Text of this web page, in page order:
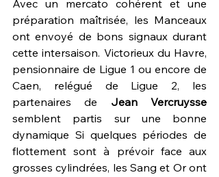
Avec un mercato cohérent et une
préparation maîtrisée, les Manceaux
ont envoyé de bons signaux durant
cette intersaison. Victorieux du Havre,
pensionnaire de Ligue 1 ou encore de
Caen, relégué de Ligue 2, les
partenaires de Jean Vercruysse
semblent partis sur une bonne
dynamique Si quelques périodes de
flottement sont à prévoir face aux
grosses cylindrées, les Sang et Or ont